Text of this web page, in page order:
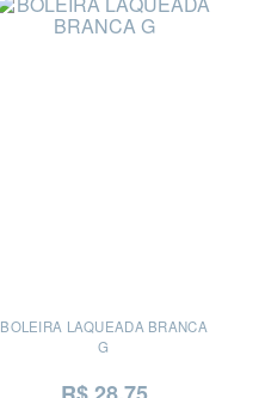
BOLEIRA LAQUEADA BRANCA
G